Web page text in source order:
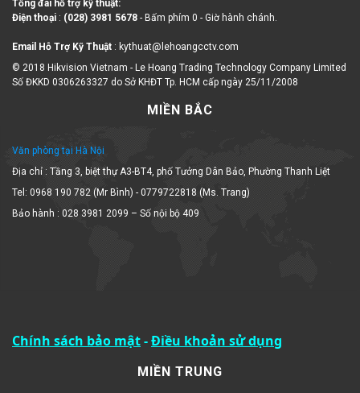
Điện thoại:(028) 3981 5678
Số ĐKKD 0306263327 do Sở KHĐT Tp. HCM cấp ngày 25/11/2008
MIỀN BẮC
Văn phòng tại Hà Nội
Địa chỉ : Tầng 3, biệt thự A3-BT4, phố Tưởng Dân Bảo, Phường Thanh Liệt
Tel: 0968 190 782 (Mr Bình) - 0779722818 (Ms. Trang)
Bảo hành : 028 3981 2099 – Số nội bộ 409
Chính sách bảo mật Điều khoản sử dụng
MIỀN TRUNG